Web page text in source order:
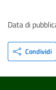
Data di
Condividi